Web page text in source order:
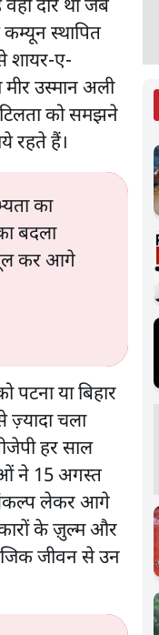
दौर था जब
स्थापित
शायर-ए-
उस्मान अली
को समझने
रहते हैं।
का
बदला
भूल कर आगे
या बिहार
चला
हर साल
ने 15 अगस्त
संकल्प लेकर आगे
के ज़ुल्म और
जीवन से उन